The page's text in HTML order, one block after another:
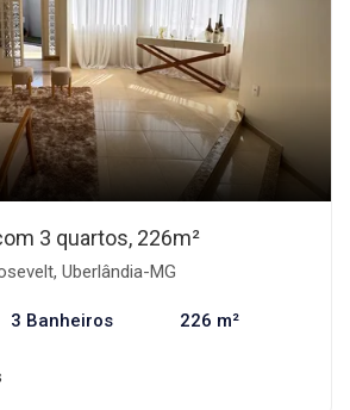
3 quartos, 226m²
Uberlândia-MG
3 Banheiros 226 m²